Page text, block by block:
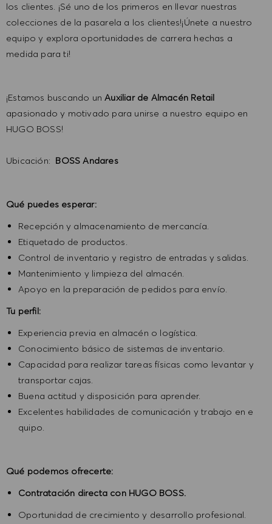
los clientes. ¡Sé uno de los primeros en llevar nuestras
colecciones de la pasarela a los clientes!¡Únete a nuestro
equipo y explora oportunidades de carrera hechas a
medida para ti!
¡Estamos buscando unAuxiliar de Almacén Retail
apasionado y motivado para unirse a nuestro equipo en
HUGO BOSS!
Ubicación: BOSS Andares
Qué puedes esperar:
Recepción y almacenamiento de mercancía.
Etiquetado de productos.
Control de inventario y registro de entradas y salidas.
Mantenimiento y limpieza del almacén.
Apoyo en la preparación de pedidos para envío.
Tu perfil:
Experiencia previa en almacén o logística.
Conocimiento básico de sistemas de inventario.
Capacidad para realizar tareas físicas como levantar y
transportar cajas.
Buena actitud y disposición para aprender.
Excelentes habilidades de comunicación y trabajo en e
quipo.
Qué podemos ofrecerte:
Contratación directa con HUGO BOSS.
Oportunidad de crecimiento y desarrollo profesional.